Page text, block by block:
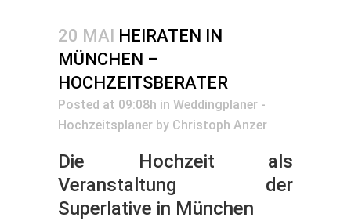
20 MAI
HEIRATEN IN
MÜNCHEN –
HOCHZEITSBERATER
Posted at 09:08h in Weddingplaner -
Hochzeitsplaner by Christoph Anzer
Die Hochzeit als
Veranstaltung der
Superlative in München